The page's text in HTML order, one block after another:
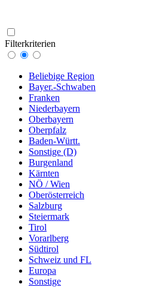
Filterkriterien
Beliebige Region
Bayer.-Schwaben
Franken
Niederbayern
Oberbayern
Oberpfalz
Baden-Württ.
Sonstige (D)
Burgenland
Kärnten
NÖ / Wien
Oberösterreich
Salzburg
Steiermark
Tirol
Vorarlberg
Südtirol
Schweiz und FL
Europa
Sonstige